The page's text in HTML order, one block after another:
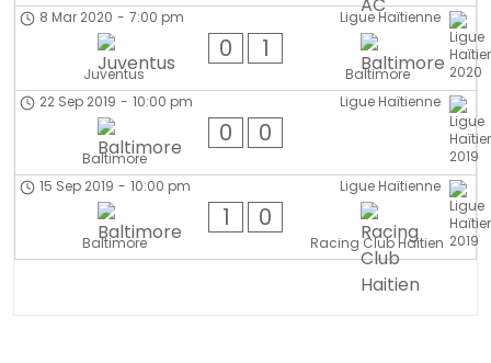
Ligue Haïtienne
8 Mar 2020 - 7:00 pm
Juventus
0 1
Baltimore
Ligue Haïtienne
22 Sep 2019 - 10:00 pm
Baltimore
0 0
Ligue Haïtienne
15 Sep 2019 - 10:00 pm
Baltimore
1 0
Racing Club Haitien